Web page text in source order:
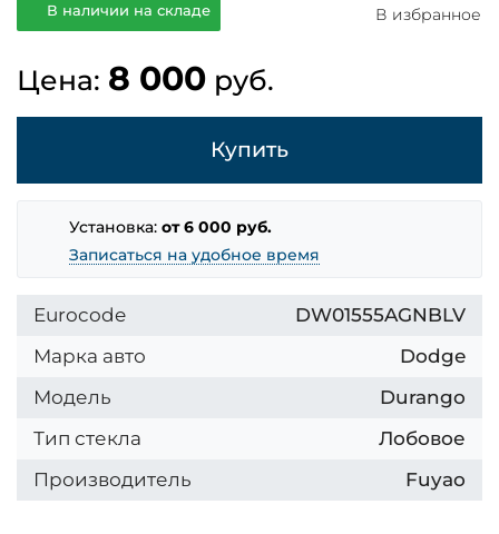
В наличии на складе В избранное
Цена: 8 000 руб.
Купить
Установка:от 6 000 руб.
Записаться на удобное время
Eurocode
DW01555AGNBLV
Марка авто
Dodge
Модель
Durango
Тип стекла
Лобовое
Производитель
Fuyao